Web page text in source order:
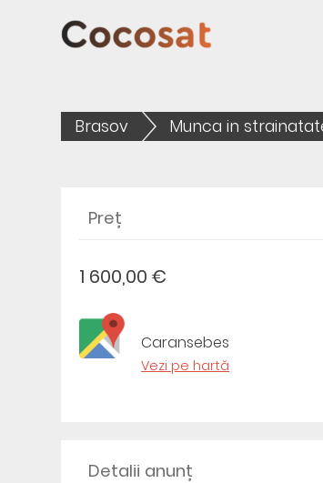
Brasov Munca in
Preț
1 600,00 €
Caransebes
Vezi pe hartă
Detalii anunț